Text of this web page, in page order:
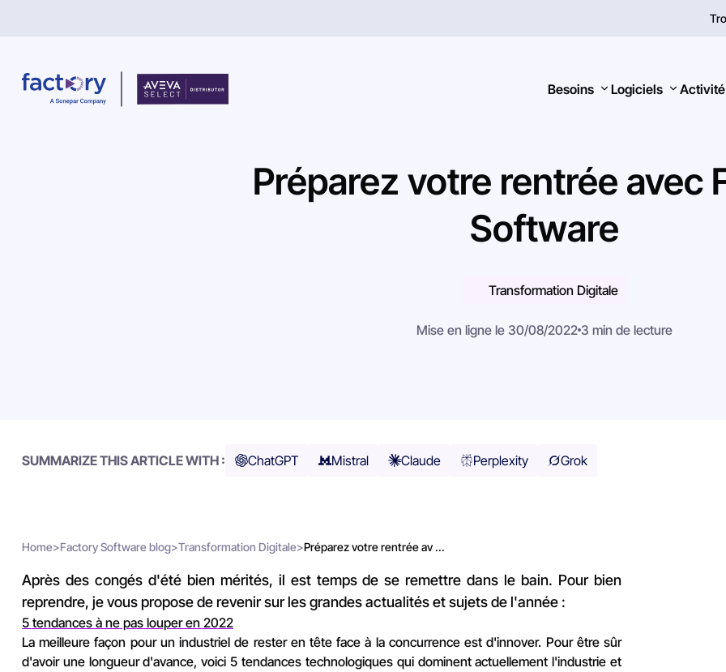
Besoins Logiciels Activité
Rechercher
Préparez votre rentrée avec
Software
Transformation Digitale
Mise en ligne le 30/08/2022 3 min de lecture
SUMMARIZE THIS ARTICLE WITH : ChatGPT Mistral Claude Perplexity Grok
Home>Factory Software blog>Transformation Digitale>Préparez votre rentrée av ...
Après des congés d'été bien mérités, il est temps de se remettre dans le bain. Pour bien
reprendre, je vous propose de revenir sur les grandes actualités et sujets de l'année :
5 tendances à ne pas louper en 2022
La meilleure façon pour un industriel de rester en tête face à la concurrence est d'innover. Pour être sûr
d'avoir une longueur d'avance, voici 5 tendances technologiques qui dominent actuellement l'industrie et